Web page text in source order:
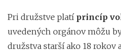
Pri družstve platí princíp
uvedených orgánov môžu
družstva starší ako 18 rokov